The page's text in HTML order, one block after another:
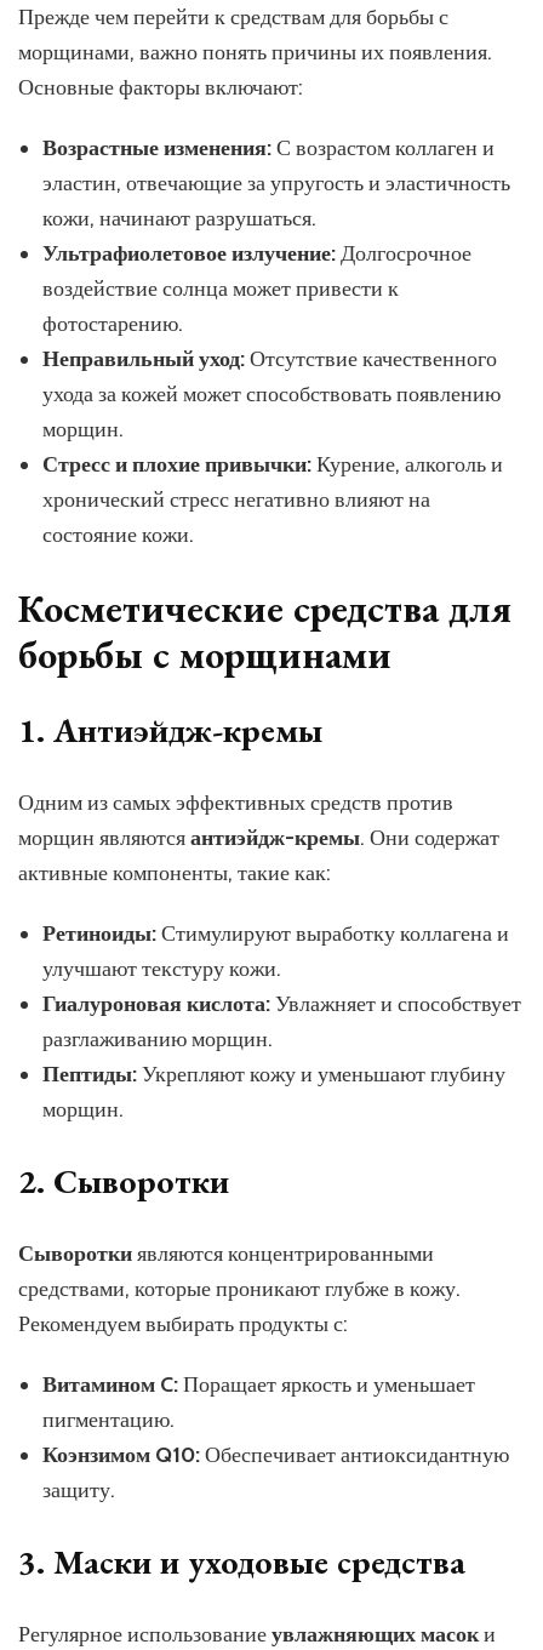
Прежде чем перейти к средствам для борьбы с
морщинами, важно понять причины их появления.
Основные факторы включают:
Возрастные изменения:С возрастом коллаген и
эластин, отвечающие за упругость и эластичность
кожи, начинают разрушаться.
Ультрафиолетовое излучение:Долгосрочное
воздействие солнца может привести к
фотостарению.
Неправильный уход:Отсутствие качественного
ухода за кожей может способствовать появлению
морщин.
Стресс и плохие привычки:Курение, алкоголь и
хронический стресс негативно влияют на
состояние кожи.
Косметические средства для
борьбы с морщинами
1. Антиэйдж-кремы
Одним из самых эффективных средств против
морщин являютсяантиэйдж-кремы. Они содержат
активные компоненты, такие как:
Ретиноиды:Стимулируют выработку коллагена и
улучшают текстуру кожи.
Гиалуроновая кислота:Увлажняет и способствует
разглаживанию морщин.
Пептиды:Укрепляют кожу и уменьшают глубину
морщин.
2. Сыворотки
Сывороткиявляются концентрированными
средствами, которые проникают глубже в кожу.
Рекомендуем выбирать продукты с:
Витамином C:Поращает яркость и уменьшает
пигментацию.
Коэнзимом Q10:Обеспечивает антиоксидантную
защиту.
3. Маски и уходовые средства
Регулярное использованиеувлажняющих масоки